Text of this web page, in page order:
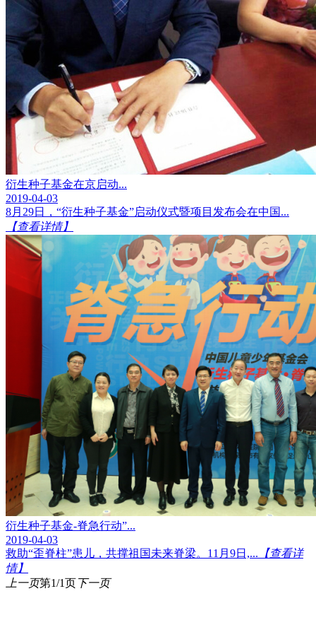
衍生种子基金在京启动...
2019-04-03
8月29日，“衍生种子基金”启动仪式暨项目发布会在中国...
【查看详情】
衍生种子基金-脊急行动”...
2019-04-03
救助“歪脊柱”患儿，共撑祖国未来脊梁。11月9日,... 【查看详
情】
上一页第1/1页下一页